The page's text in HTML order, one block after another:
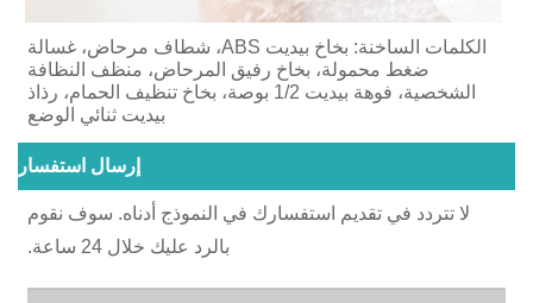
الكلمات الساخنة: بخاخ بيديت ABS، شطاف مرحاض، غسالة
ضغط محمولة، بخاخ رفيق المرحاض، منظف النظافة
الشخصية، فوهة بيديت 1/2 بوصة، بخاخ تنظيف الحمام، رذاذ
بيديت ثنائي الوضع
إرسال استفسار
لا تتردد في تقديم استفسارك في النموذج أدناه. سوف نقوم
بالرد عليك خلال 24 ساعة.